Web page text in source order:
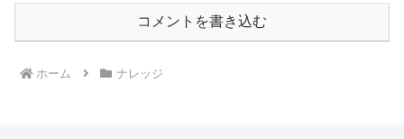
コメントを書き込む
ホーム ナレッジ